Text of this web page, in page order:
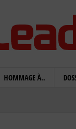
HOMMAGE À..